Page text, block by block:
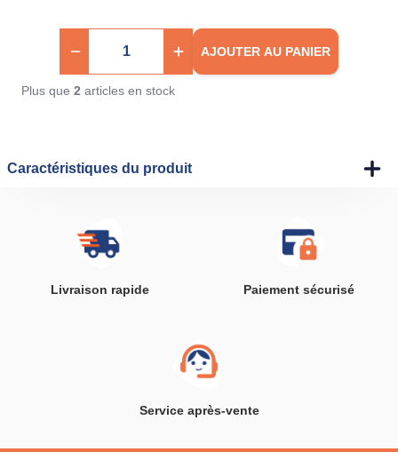
AJOUTER AU PANIER
Plus que 2 articles en stock
Caractéristiques du produit
Livraison rapide Paiement sécurisé
Service après-vente